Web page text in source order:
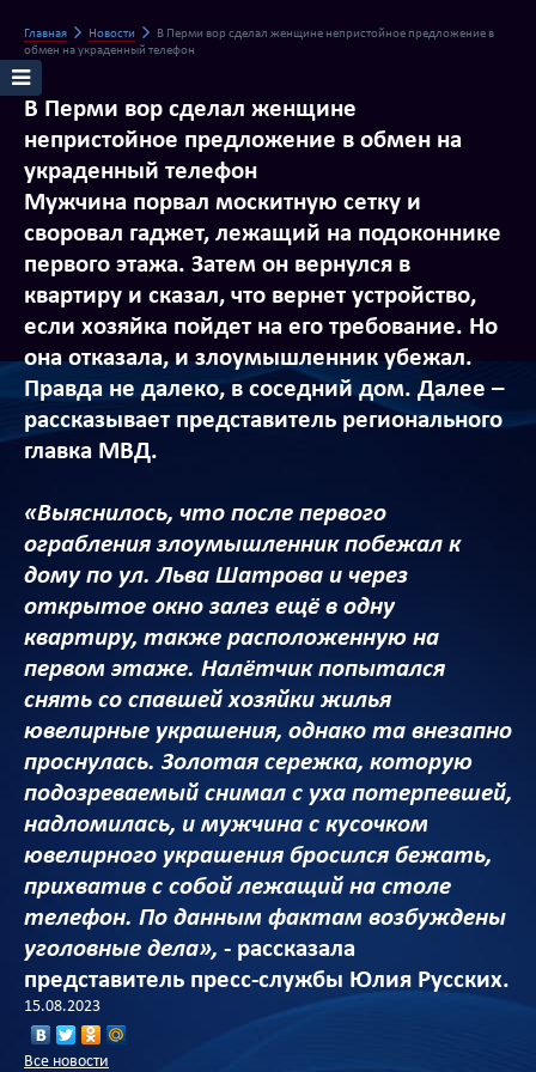
Главная Новости
В Перми вор сделал женщине непристойное предложение в
обмен на украденный телефон
В Перми вор сделал женщине
непристойное предложение в обмен на
украденный телефон
Мужчина порвал москитную сетку и
своровал гаджет, лежащий на подоконнике
первого этажа. Затем он вернулся в
квартиру и сказал, что вернет устройство,
если хозяйка пойдет на его требование. Но
она отказала, и злоумышленник убежал.
Правда не далеко, в соседний дом. Далее –
рассказывает представитель регионального
главка МВД.
«Выяснилось, что после первого
ограбления злоумышленник побежал к
дому по ул. Льва Шатрова и через
открытое окно залез ещё в одну
квартиру, также расположенную на
первом этаже. Налётчик попытался
снять со спавшей хозяйки жилья
ювелирные украшения, однако та внезапно
проснулась. Золотая сережка, которую
подозреваемый снимал с уха потерпевшей,
надломилась, и мужчина с кусочком
ювелирного украшения бросился бежать,
прихватив с собой лежащий на столе
телефон. По данным фактам возбуждены
уголовные дела», - рассказала
представитель пресс-службы Юлия Русских.
15.08.2023
Все новости